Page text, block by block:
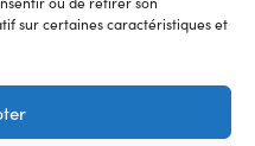
sur certaines caractéristiques et